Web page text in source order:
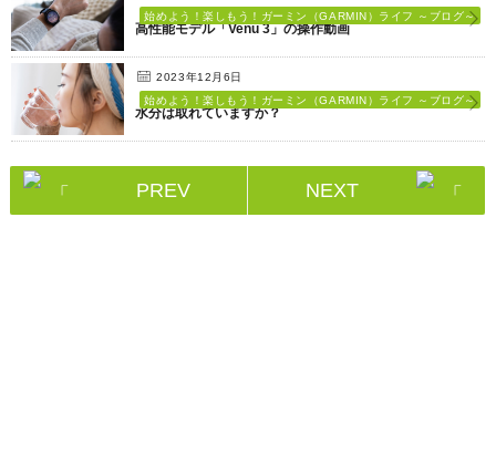
始めよう！楽しもう！ガーミン（GARMIN）ライフ ～ブログ～
高性能モデル「Venu 3」の操作動画
2023年12月6日
始めよう！楽しもう！ガーミン（GARMIN）ライフ ～ブログ～
水分は取れていますか？
PREV NEXT